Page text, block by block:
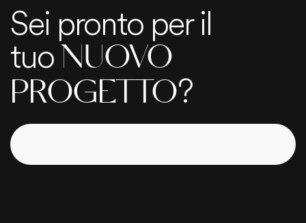
Sei pronto per il
tuoNUOVO
PROGETTO?